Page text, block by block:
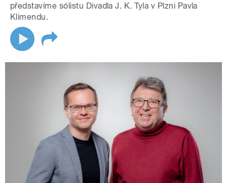
představíme sólistu Divadla J. K. Tyla v Plzni Pavla
Klimendu.